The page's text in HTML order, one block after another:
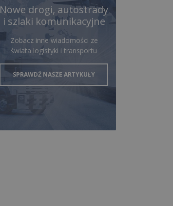
Nowe drogi, autostrady
i szlaki komunikacyjne
Zobacz inne wiadomości ze
świata logistyki i transportu
SPRAWDŹ NASZE ARTYKUŁY